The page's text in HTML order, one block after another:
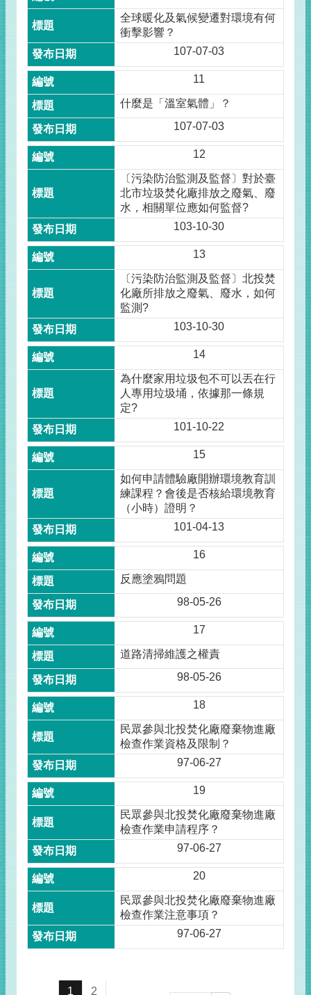
全球暖化及氣候變遷對環境有何
衝擊影響？
107-07-03
11
什麼是「溫室氣體」？
107-07-03
12
〔污染防治監測及監督〕對於臺
北市垃圾焚化廠排放之廢氣、廢
水，相關單位應如何監督?
103-10-30
13
〔污染防治監測及監督〕北投焚
化廠所排放之廢氣、廢水，如何
監測?
103-10-30
14
為什麼家用垃圾包不可以丟在行
人專用垃圾埇，依據那一條規
定?
101-10-22
15
如何申請體驗廠開辦環境教育訓
練課程？會後是否核給環境教育
（小時）證明？
101-04-13
16
反應塗鴉問題
98-05-26
17
道路清掃維護之權責
98-05-26
18
民眾參與北投焚化廠廢棄物進廠
檢查作業資格及限制？
97-06-27
19
民眾參與北投焚化廠廢棄物進廠
檢查作業申請程序？
97-06-27
20
民眾參與北投焚化廠廢棄物進廠
檢查作業注意事項？
97-06-27
1 2